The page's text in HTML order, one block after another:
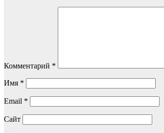
Комментарий *
Имя *
Email *
Сайт